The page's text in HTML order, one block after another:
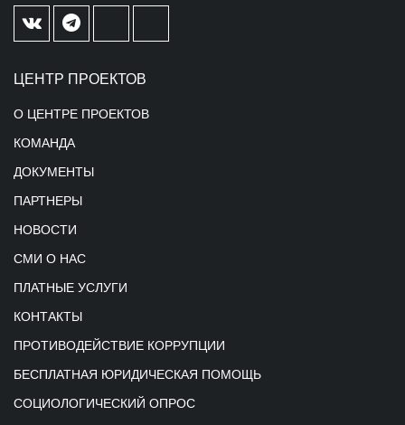
ЦЕНТР ПРОЕКТОВ
О ЦЕНТРЕ ПРОЕКТОВ
КОМАНДА
ДОКУМЕНТЫ
ПАРТНЕРЫ
НОВОСТИ
СМИ О НАС
ПЛАТНЫЕ УСЛУГИ
КОНТАКТЫ
ПРОТИВОДЕЙСТВИЕ КОРРУПЦИИ
БЕСПЛАТНАЯ ЮРИДИЧЕСКАЯ ПОМОЩЬ
СОЦИОЛОГИЧЕСКИЙ ОПРОС